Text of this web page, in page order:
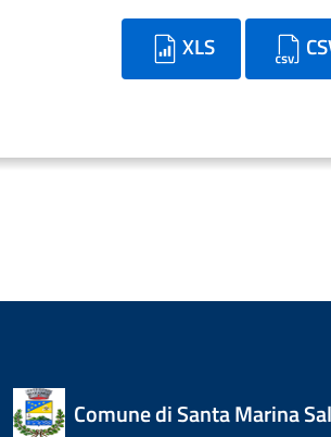
XLS
Comune di Santa Marina